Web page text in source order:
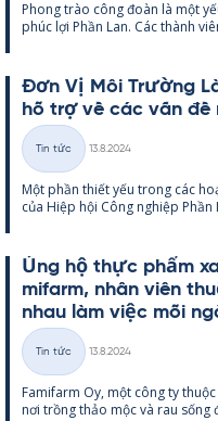
loại
Phong trào công đoàn là một
phúc lợi Phần Lan. Các thành
Đơn Vị Môi Trường
hỗ trợ về các vấn
Thể
loại
Tin tức
13.8.2024
Một phần thiết yếu trong các
của Hiệp hội Công ng­hiệp Phần
Ủng hộ thực phẩm
mi­farm, nhân viên
nhau làm việc mỗi
Thể
loại
Tin tức
13.8.2024
Fa­mi­farm Oy, một công ty
nơi trồng thảo mộc và rau sống